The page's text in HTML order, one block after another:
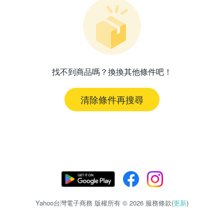
找不到商品嗎？換換其他條件吧！
清除條件再搜尋
Yahoo台灣電子商務 版權所有 © 2026 服務條款(更新)